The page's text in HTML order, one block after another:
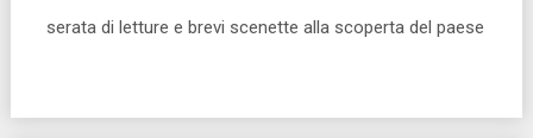
serata di letture e brevi scenette alla scoperta del paese